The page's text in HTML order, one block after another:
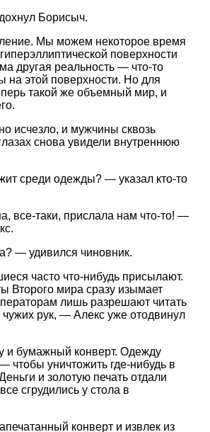
Борисыч.
Мы можем некоторое время
поверхности
другая реальность — что-то
на этой поверхности. Но для
такой же объемный мир, и
исчезло, и мужчины сквозь
снова увидели внутреннюю
среди одежды? — указал кто-то
все-таки, прислала нам что-то! —
— удивился чиновник.
часто что-нибудь присылают.
Второго мира сразу изымает
лишь разрешают читать
рук, — Алекс уже отодвинул
и бумажный конверт. Одежду
чтобы уничтожить где-нибудь в
и золотую печать отдали
сгрудились у стола в
конверт и извлек из